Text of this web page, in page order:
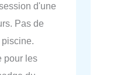
d'une
Pas de
pour les